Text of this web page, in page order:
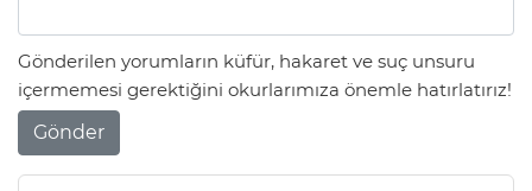
Gönderilen yorumların küfür, hakaret ve suç unsuru
içermemesi gerektiğini okurlarımıza önemle hatırlatırız!
Gönder